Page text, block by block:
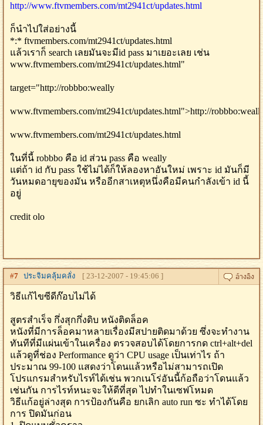
http://www.ftvmembers.com/mt2941ct/updates.html
ก็นำไปใส่อย่างนี้
*:* ftvmembers.com/mt2941ct/updates.html
แล้วเราก็ search เลยมันจะมีid pass มาเยอะเลย เช่น
www.ftvmembers.com/mt2941ct/updates.html"
target="http://robbbo:weally
www.ftvmembers.com/mt2941ct/updates.html">http://
www.ftvmembers.com/mt2941ct/updates.html
ในที่นี้ robbbo คือ id ส่วน pass คือ weally
แต่ถ้า id กับ pass ใช้ไม่ได้ก็ให้ลองหาอันใหม่ เพราะ id มันก็มี
วันหมดอายุของมัน หรืออีกสาเหตุหนึ่งคือมีคนกำลังเข้า id นี้
อยู่
credit olo
#7 ประจิมคลุ้มคลั่ง [ 23-12-2007 - 19:45:06 ]
วิธีแก้ไขซีดีก๊อบไม่ได้
สูตรสำเร็จ กึ่งสุกกึ่งดิบ หนังติดล็อค
หนังที่มีการล็อคมาหลายเรื่องมีสปายติดมาด้วย ซึ่งจะทำงาน
ทันทีที่มีแผ่นเข้าในเครื่อง ตรวจสอบได้โดยการกด ctrl+alt+del
แล้วดูที่ช่อง Performance ดูว่า CPU usage เป็นเท่าไร ถ้า
ประมาณ 99-100 แสดงว่าโดนแล้วหรือไม่สามารถเปิด
โปรแกรมสำหรับไรท์ได้เช่น พวกเนโร่อันนี้ก้อถือว่าโดนแล้ว
เช่นกัน การไรท์หนะจะให้ดีที่สุด ไปทำในเซฟโหมด
วิธีแก้อยู่ล่างสุด การป้องกันคือ ยกเลิก auto run ซะ ทำได้โดย
การ ปิดมันก่อน